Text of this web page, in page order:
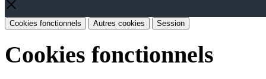
Cookies fonctionnels Autres cookies Session
Cookies fonctionnels